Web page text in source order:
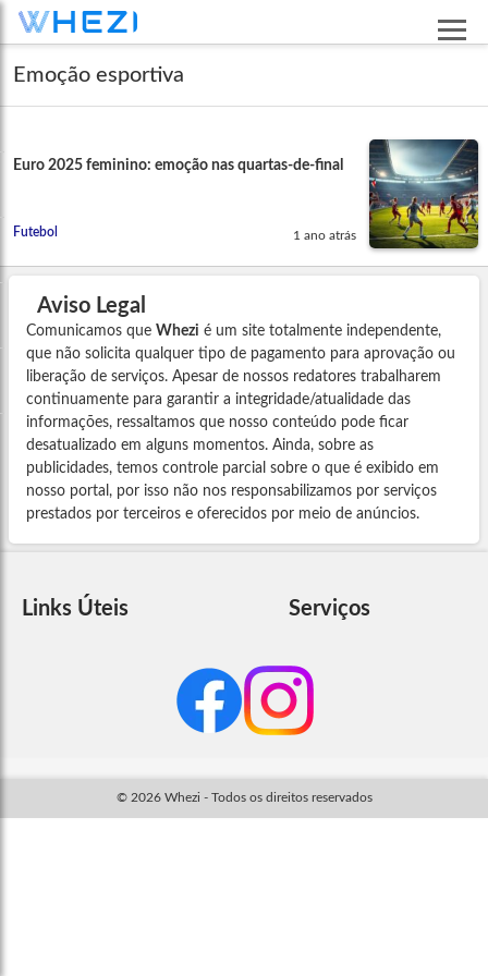
Emoção esportiva
Euro 2025 feminino: emoção nas quartas-de-final
Futebol 1 ano atrás
Aviso Legal
Comunicamos que Whezi é um site totalmente independente,
que não solicita qualquer tipo de pagamento para aprovação ou
liberação de serviços. Apesar de nossos redatores trabalharem
continuamente para garantir a integridade/atualidade das
informações, ressaltamos que nosso conteúdo pode ficar
desatualizado em alguns momentos. Ainda, sobre as
publicidades, temos controle parcial sobre o que é exibido em
nosso portal, por isso não nos responsabilizamos por serviços
prestados por terceiros e oferecidos por meio de anúncios.
Links Úteis Serviços
© 2026 Whezi - Todos os direitos reservados